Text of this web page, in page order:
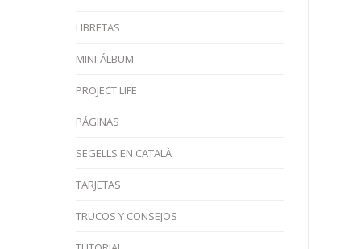
LIBRETAS
MINI-ÁLBUM
PROJECT LIFE
PÁGINAS
SEGELLS EN CATALÀ
TARJETAS
TRUCOS Y CONSEJOS